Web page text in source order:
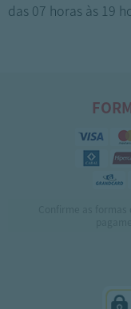
das 07 horas às 19